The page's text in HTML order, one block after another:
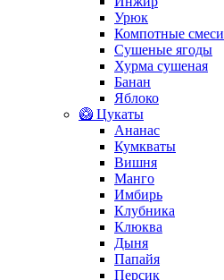
Урюк
Компотные смеси
Сушеные ягоды
Хурма сушеная
Банан
Яблоко
🥝 Цукаты
Ананас
Кумкваты
Вишня
Манго
Имбирь
Клубника
Клюква
Дыня
Папайя
Персик